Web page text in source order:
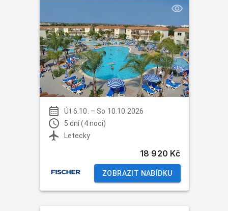
Út 6.10. – So 10.10.2026
5 dní (4 noci)
Letecky
18 920 Kč
ZOBRAZIT NABÍDKU